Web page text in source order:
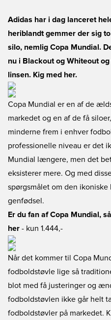
Adidas har i dag lanceret
heriblandt gemmer der sig
silo, nemlig Copa Mundial.
nu i Blackout og Whiteout
linsen. Kig med her.
Copa Mundial er en af de
markedet og en af de få
minderne frem i enhver
professionelle niveau er det
Mundial længere, men det
eksisterer mere. Og med
spørgsmålet om den
genfødsel.
Er du fan af Copa Mundial,
her - kun 1.444,-
Når det kommer til Copa
fodboldstøvle lige så
blot med få justeringer og
fodboldstøvlen ikke går helt
fodboldstøvler på markedet.